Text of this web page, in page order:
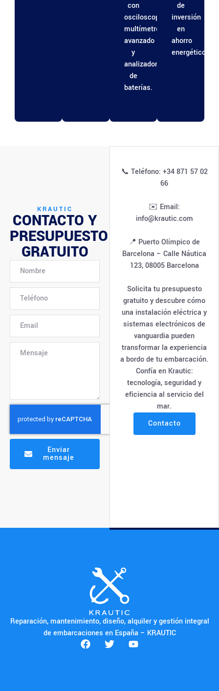
con
osciloscopio,
multímetro
avanzado
y
analizador
de
baterías.
de
inversión
en
ahorro
energético.
KRAUTIC
CONTACTO Y
PRESUPUESTO
GRATUITO
Enviar
mensaje
📞 Teléfono: +34 871 57 02
66
✉️ Email:
info@krautic.com
📍 Puerto Olímpico de
Barcelona – Calle Náutica
123, 08005 Barcelona
Solicita tu presupuesto
gratuito y descubre cómo
una instalación eléctrica y
sistemas electrónicos de
vanguardia pueden
transformar la experiencia
a bordo de tu embarcación.
Confía en Krautic:
tecnología, seguridad y
eficiencia al servicio del
mar.
Contacto
Reparación, mantenimiento, diseño, alquiler y gestión integral
de embarcaciones en España – KRAUTIC